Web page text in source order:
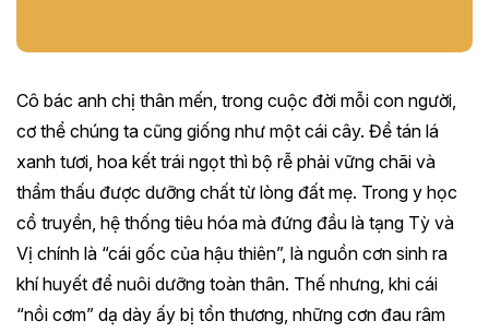
Cô bác anh chị thân mến, trong cuộc đời mỗi con người,
cơ thể chúng ta cũng giống như một cái cây. Để tán lá
xanh tươi, hoa kết trái ngọt thì bộ rễ phải vững chãi và
thẩm thấu được dưỡng chất từ lòng đất mẹ. Trong y học
cổ truyền, hệ thống tiêu hóa mà đứng đầu là tạng Tỳ và
Vị chính là “cái gốc của hậu thiên”, là nguồn cơn sinh ra
khí huyết để nuôi dưỡng toàn thân. Thế nhưng, khi cái
“nồi cơm” dạ dày ấy bị tổn thương, những cơn đau râm